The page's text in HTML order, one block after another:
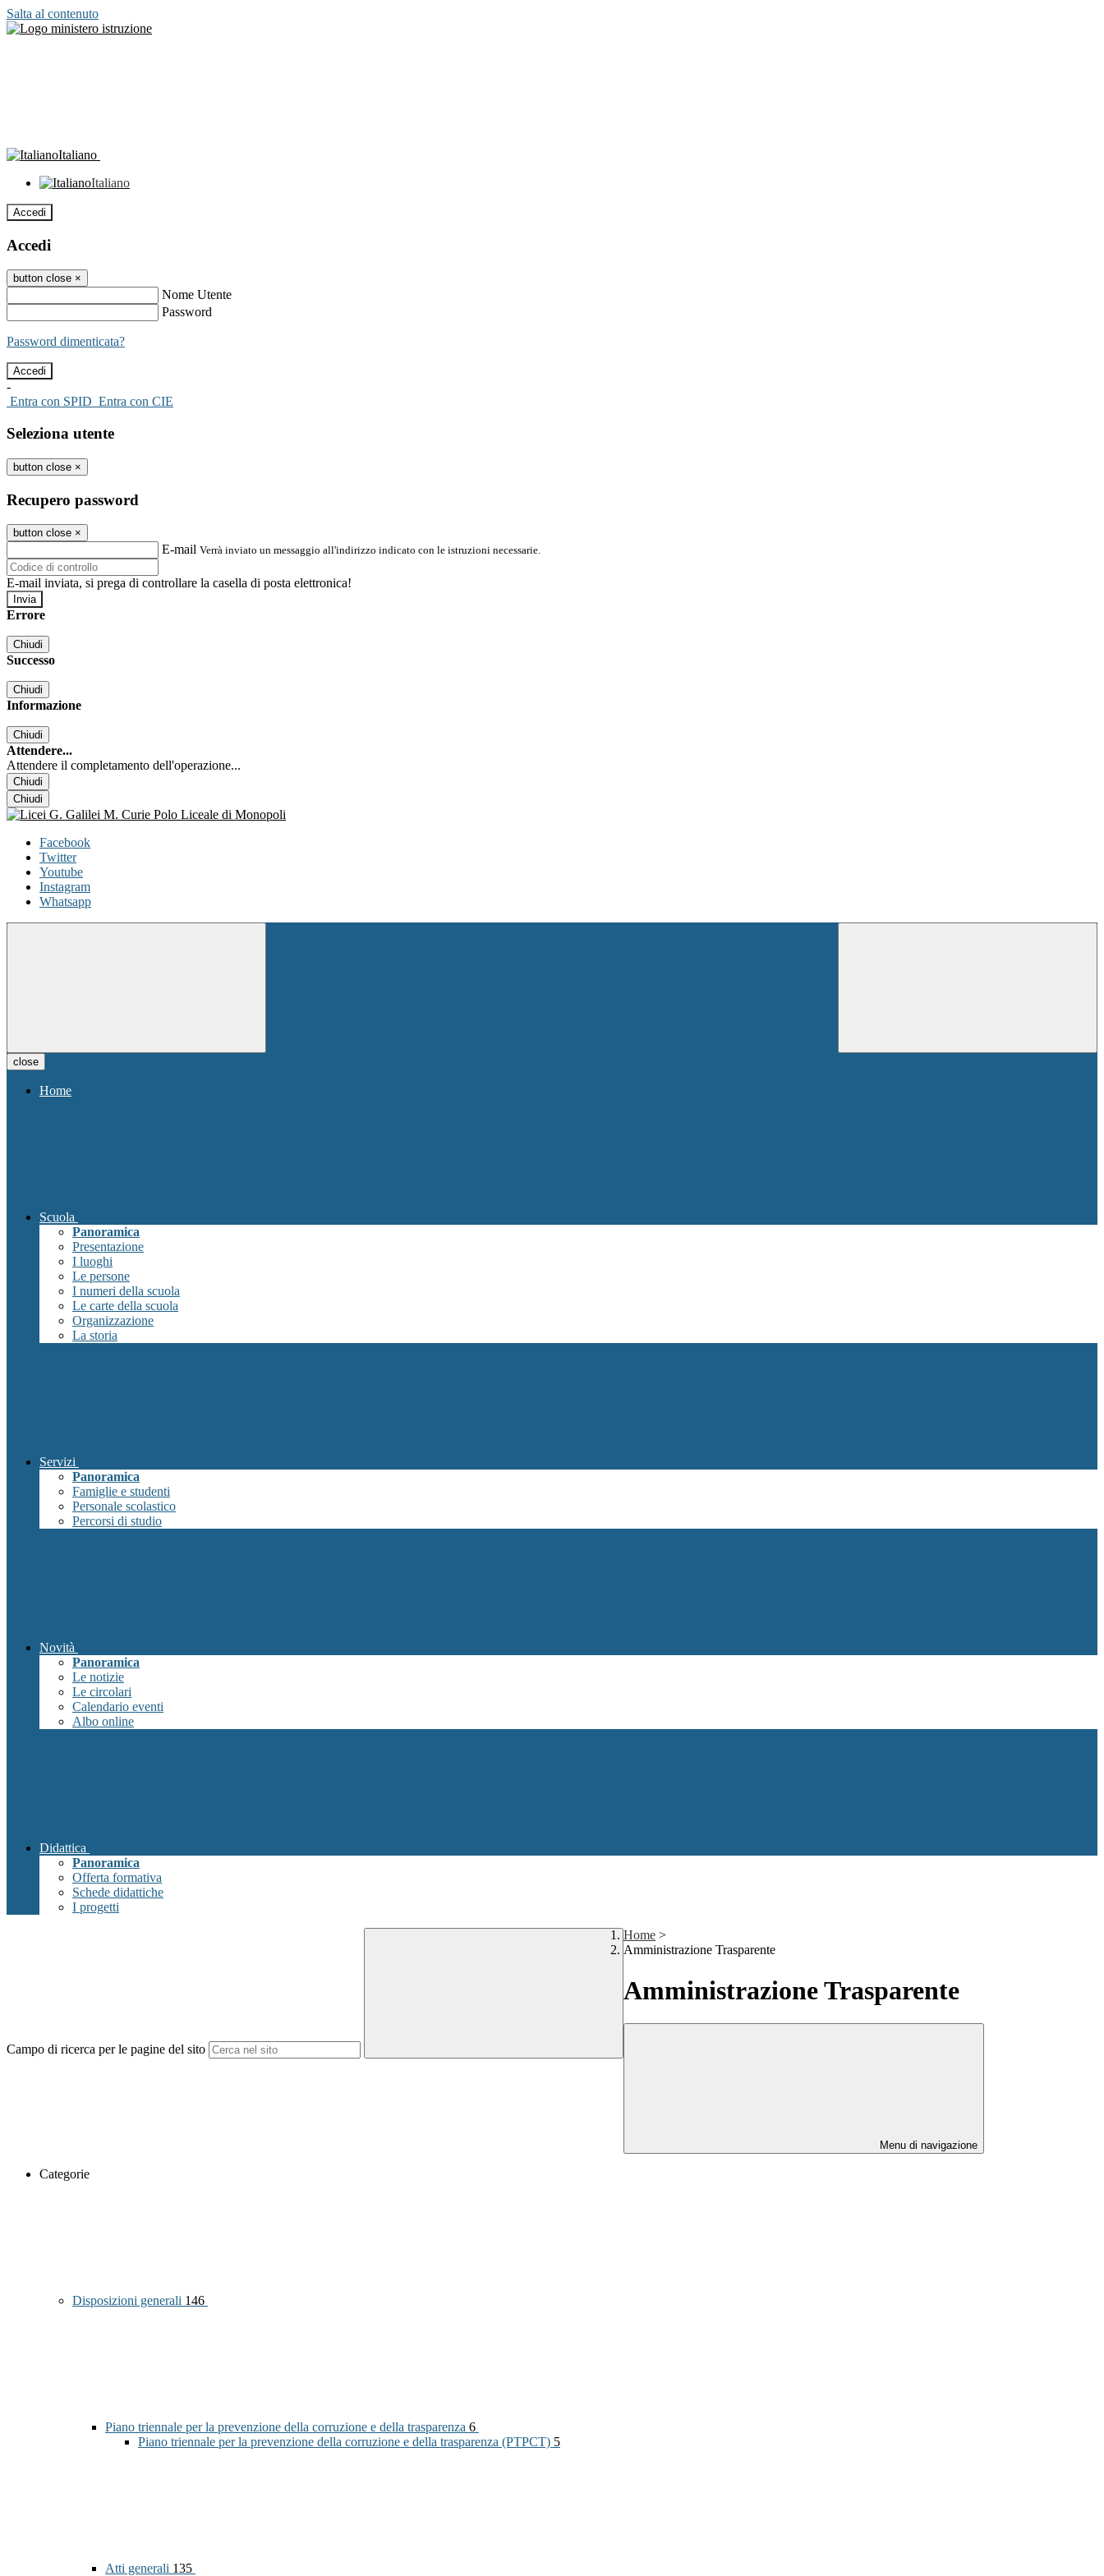
Salta al contenuto
Italiano
Italiano
Accedi
Accedi
button close ×
Nome Utente
Password
Password dimenticata?
-
Entra con SPID Entra con CIE
Seleziona utente
button close ×
Recupero password
button close ×
E-mail Verrà inviato un messaggio all'indirizzo indicato con le istruzioni necessarie.
E-mail inviata, si prega di controllare la casella di posta elettronica!
Errore
Chiudi
Successo
Chiudi
Informazione
Chiudi
Attendere...
Attendere il completamento dell'operazione...
Chiudi
Chiudi
Facebook
Twitter
Youtube
Instagram
Whatsapp
close
Home
Scuola
Panoramica
Presentazione
I luoghi
Le persone
I numeri della scuola
Le carte della scuola
Organizzazione
La storia
Servizi
Panoramica
Famiglie e studenti
Personale scolastico
Percorsi di studio
Novità
Panoramica
Le notizie
Le circolari
Calendario eventi
Albo online
Didattica
Panoramica
Offerta formativa
Schede didattiche
I progetti
Campo di ricerca per le pagine del sito
Home >
Amministrazione Trasparente
Amministrazione Trasparente
Menu di navigazione
Categorie
Disposizioni generali 146
Piano triennale per la prevenzione della corruzione e della trasparenza 6
Piano triennale per la prevenzione della corruzione e della trasparenza (PTPCT) 5
Atti generali 135